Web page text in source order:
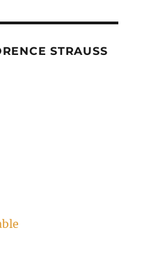
STRAUSS